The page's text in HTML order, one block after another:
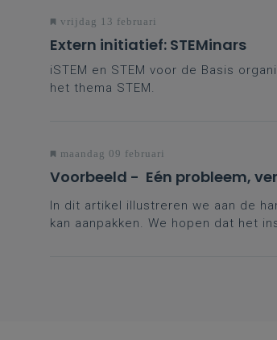
vrijdag 13 februari
Extern initiatief: STEMinars
iSTEM en STEM voor de Basis
het thema STEM.
maandag 09 februari
Voorbeeld - Eén probleem,
In dit artikel illustreren we aan de
kan aanpakken. We hopen dat het